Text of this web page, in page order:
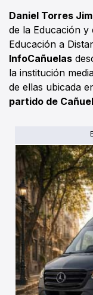
Daniel Torres
de la Educación y
Educación a
InfoCañuelas
la institución
de ellas ubicada
partido de